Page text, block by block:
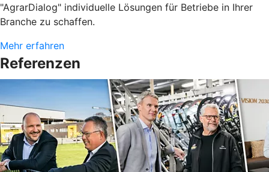
"AgrarDialog" individuelle Lösungen für Betriebe in Ihrer
Branche zu schaffen.
Mehr erfahren
Referenzen